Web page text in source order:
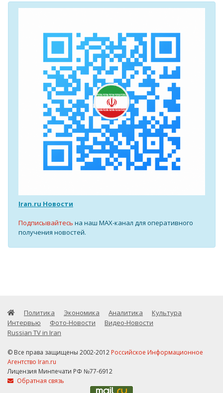
Iran.ru Новости
Подписывайтесь на наш MAX-канал для оперативного
получения новостей.
Политика Экономика Аналитика
Культура
Интервью
Фото-Новости
Видео-Новости
Russian TV in Iran
© Все права защищены 2002-2012 Российское Информационное
Агентство Iran.ru
Лицензия Минпечати РФ №77-6912
Обратная связь